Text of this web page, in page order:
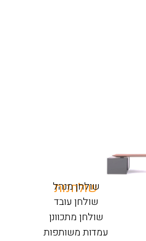
שולחנות
שולחן מנהל
שולחן עובד
שולחן מתכוונן
עמדות משותפות